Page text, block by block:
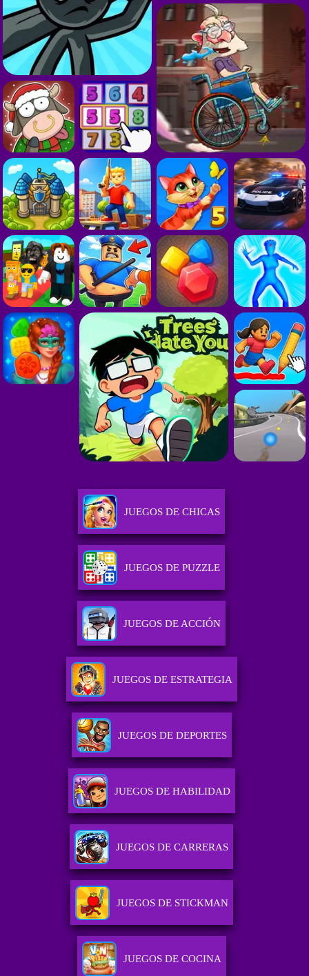
JUEGOS DE CHICAS
JUEGOS DE PUZZLE
JUEGOS DE ACCIÓN
JUEGOS DE ESTRATEGIA
JUEGOS DE DEPORTES
JUEGOS DE HABILIDAD
JUEGOS DE CARRERAS
JUEGOS DE STICKMAN
JUEGOS DE COCINA